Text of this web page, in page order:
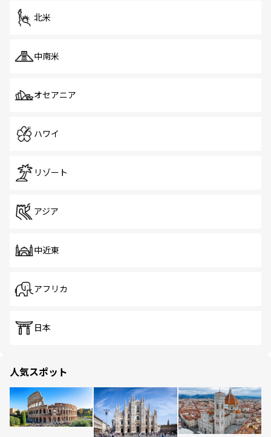
北米
中南米
オセアニア
ハワイ
リゾート
アジア
中近東
アフリカ
日本
人気スポット